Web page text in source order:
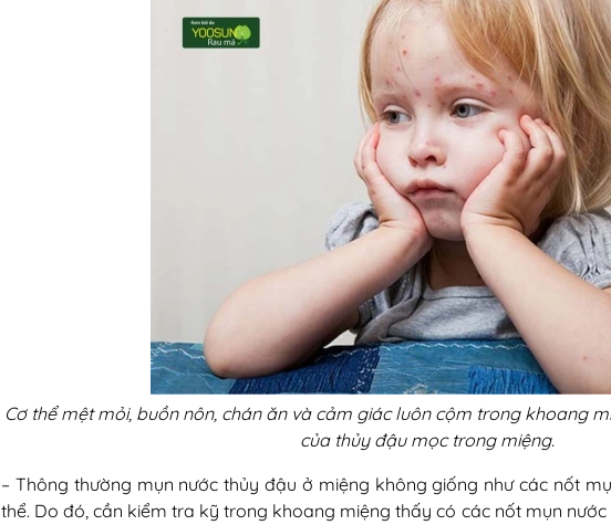
Cơ thể mệt mỏi, buồn nôn, chán ăn và cảm giác luôn cộm trong khoang
của thủy đậu mọc trong miệng.
– Thông thường mụn nước thủy đậu ở miệng không giống như các nốt
thể. Do đó, cần kiểm tra kỹ trong khoang miệng thấy có các nốt mụn